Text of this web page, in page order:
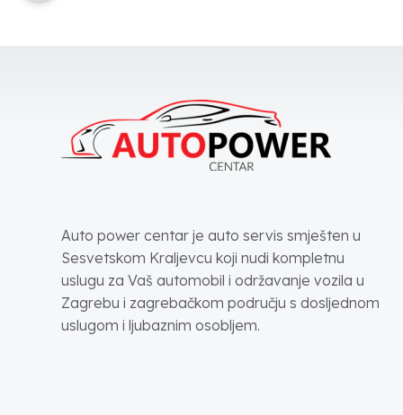
Auto power centar je auto servis smješten u
Sesvetskom Kraljevcu koji nudi kompletnu
uslugu za Vaš automobil i održavanje vozila u
Zagrebu i zagrebačkom području s dosljednom
uslugom i ljubaznim osobljem.